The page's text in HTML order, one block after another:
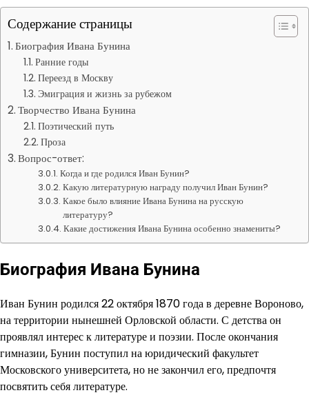
Содержание страницы
Биография Ивана Бунина
Ранние годы
Переезд в Москву
Эмиграция и жизнь за рубежом
Творчество Ивана Бунина
Поэтический путь
Проза
Вопрос-ответ:
Когда и где родился Иван Бунин?
Какую литературную награду получил Иван Бунин?
Какое было влияние Ивана Бунина на русскую
литературу?
Какие достижения Ивана Бунина особенно знамениты?
Биография Ивана Бунина
Иван Бунин родился 22 октября 1870 года в деревне Вороново,
на территории нынешней Орловской области. С детства он
проявлял интерес к литературе и поэзии. После окончания
гимназии, Бунин поступил на юридический факультет
Московского университета, но не закончил его, предпочтя
посвятить себя литературе.